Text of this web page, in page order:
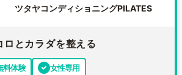
ツタヤコンディショニングPILATES
ロとカラダを整える
料体験 女性専用